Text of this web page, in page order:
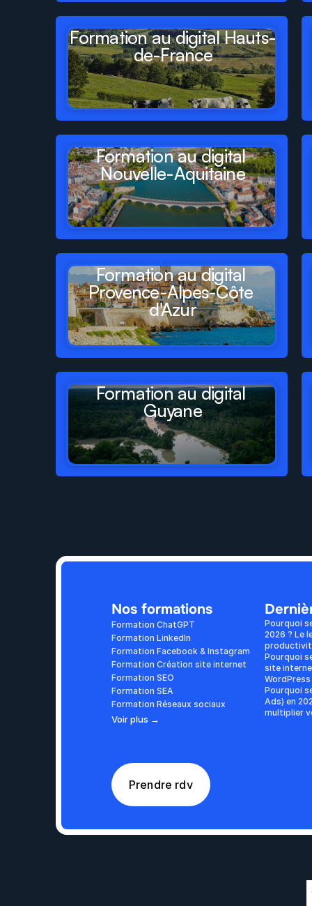
Formation au digital Hauts-
de-France
Formation au digital
Nouvelle-Aquitaine
Formation au digital
Provence-Alpes-Côte
d'Azur
Formation au digital
Guyane
Nos formations
Formation ChatGPT
Formation LinkedIn
Formation Facebook & Instagram
Formation Création site internet
Formation SEO
Formation SEA
Formation Réseaux sociaux
Voir plus →
Pourquoi
2026 ? Le
Pourquoi
site
Pourquoi
Ads) en
multiplier
Prendre rdv